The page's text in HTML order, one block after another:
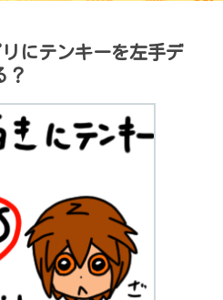
にテンキーを左手デ
？